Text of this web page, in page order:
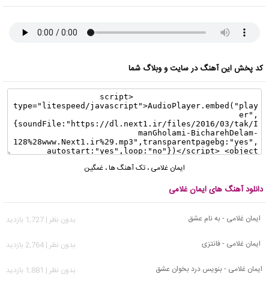
کد پخش این آهنگ در سایت و وبلاگ شما
ایمان غلامی ، تک آهنگ ها، غمگین
دانلود آهنگ های ایمان غلامی
ایمان غلامی - به نام عشق
بدون نظر | 1,727 بازدید
ایمان غلامی - فانتزی
بدون نظر | 2,764 بازدید
ایمان غلامی - بنویس درد بخوان عشق
بدون نظر | 1,881 بازدید